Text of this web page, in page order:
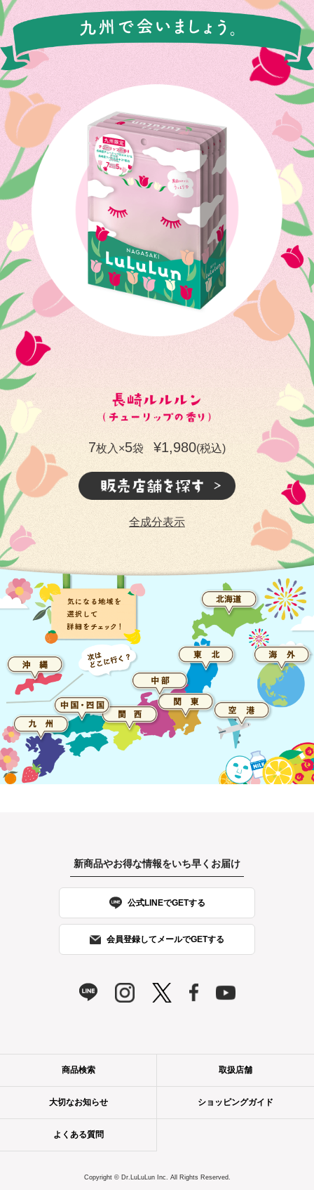
7枚入×5袋 ¥1,980(税込)
全成分表示
新商品やお得な情報をいち早くお届け
公式LINEでGETする
会員登録してメールでGETする
商品検索 取扱店舗
大切なお知らせ ショッピングガイド
よくある質問
Copyright © Dr.LuLuLun Inc. All Rights Reserved.